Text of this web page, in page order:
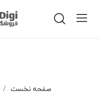
صفحه نخست